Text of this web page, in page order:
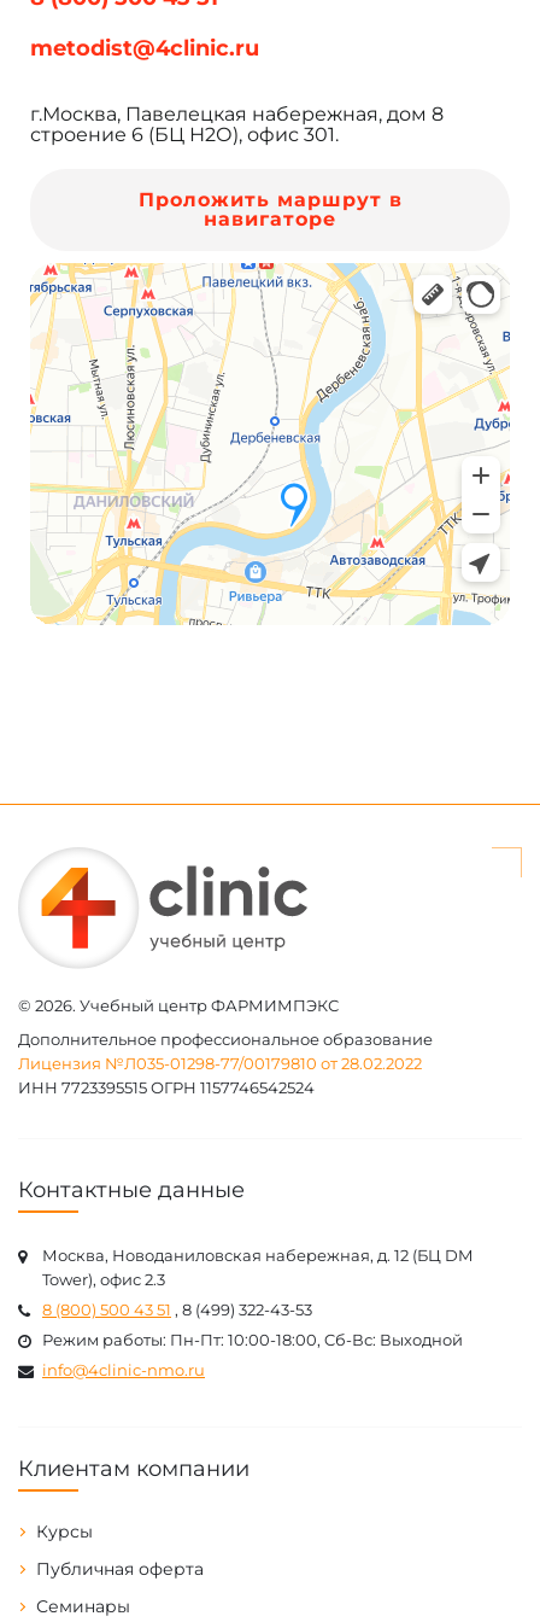
metodist@4clinic.ru
г.Москва, Павелецкая набережная, дом 8
строение 6 (БЦ Н2О), офис 301.
Проложить маршрут в
навигаторе
© 2026. Учебный центр ФАРМИМПЭКС
Дополнительное профессиональное образование
Лицензия №Л035-01298-77/00179810 от 28.02.2022
ИНН 7723395515 ОГРН 1157746542524
Контактные данные
Москва, Новоданиловская набережная, д. 12 (БЦ DM
Tower), офис 2.3
8 (800) 500 43 51 , 8 (499) 322-43-53
Режим работы: Пн-Пт: 10:00-18:00, Cб-Вс: Выходной
info@4clinic-nmo.ru
Клиентам компании
Курсы
Публичная оферта
Семинары